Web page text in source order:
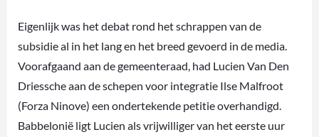
Eigenlijk was het debat rond het schrappen van de
subsidie al in het lang en het breed gevoerd in de media.
Voorafgaand aan de gemeenteraad, had Lucien Van Den
Driessche aan de schepen voor integratie Ilse Malfroot
(Forza Ninove) een ondertekende petitie overhandigd.
Babbelonië ligt Lucien als vrijwilliger van het eerste uur